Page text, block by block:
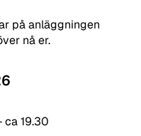
på anläggningen
nå er.
ca 19.30